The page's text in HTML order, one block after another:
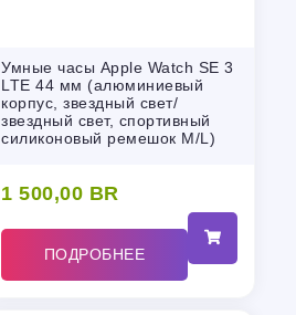
Умные часы Apple Watch SE 3
LTE 44 мм (алюминиевый
корпус, звездный свет/
звездный свет, спортивный
силиконовый ремешок M/L)
1 500,00 BR
ПОДРОБНЕЕ